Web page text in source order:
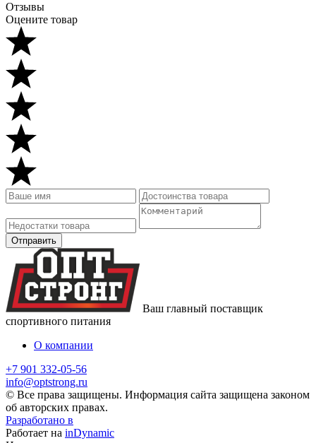
Отзывы
Оцените товар
Ваш главный поставщик
спортивного питания
О компании
+7 901 332-05-56
info@optstrong.ru
© Все права защищены. Информация сайта защищена законом
об авторских правах.
Разработано в
Работает на inDynamic